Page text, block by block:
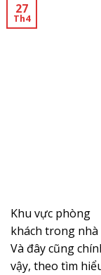
27
Th4
Khu vực phòng
khách trong nhà
Và đây cũng
vậy, theo tìm